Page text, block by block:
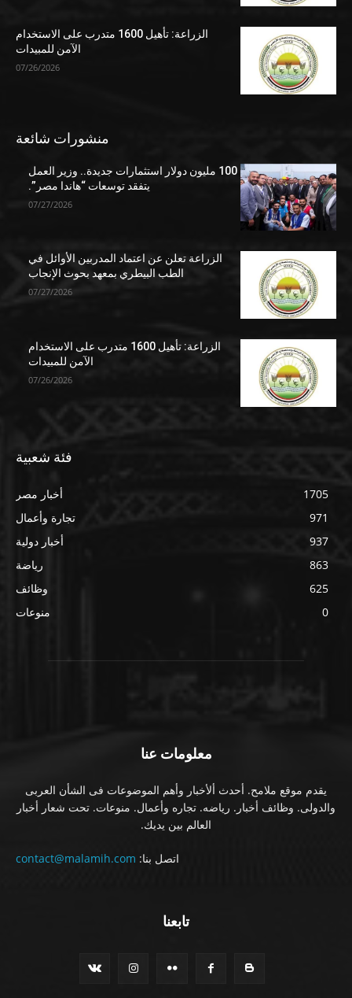
الزراعة: تأهيل 1600 متدرب على الاستخدام
الآمن للمبيدات
07/26/2026
منشورات شائعة
100 مليون دولار استثمارات جديدة.. وزير العمل
يتفقد توسعات “هاندا مصر”.
07/27/2026
الزراعة تعلن عن اعتماد المدربين الأوائل في
الطب البيطري بمعهد بحوث الإنجاب
07/27/2026
الزراعة: تأهيل 1600 متدرب على الاستخدام
الآمن للمبيدات
07/26/2026
فئة شعبية
أخبار مصر
1705
تجارة وأعمال
971
أخبار دولية
937
رياضة
863
وظائف
625
منوعات
0
معلومات عنا
يقدم موقع ملامح. أحدث ألأخبار وأهم الموضوعات فى الشأن العربى
والدولى. وظائف أخبار. رياضه. تجاره وأعمال. منوعات. تحت شعار أخبار
العالم بين يديك.
اتصل بنا: contact@malamih.com
تابعنا